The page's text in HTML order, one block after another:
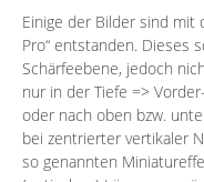
Einige der Bilder sind mit
Pro“ entstanden. Dieses
Schärfeebene, jedoch
nur in der Tiefe =>
oder nach oben bzw.
bei zentrierter vertikaler
so genannten